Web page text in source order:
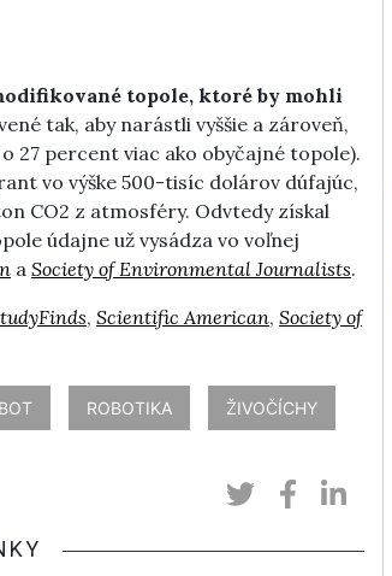
topole, ktoré by mohli
tak, aby narástli vyššie a zároveň,
27 percent viac ako obyčajné topole).
vo výške 500-tisíc dolárov dúfajúc,
CO2 z atmosféry. Odvtedy získal
údajne už vysádza vo voľnej
a Society of Environmental Journalists.
, Scientific American, Society of
ROBOTIKA ŽIVOČÍCHY